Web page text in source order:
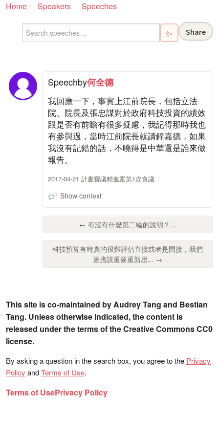
Home Speakers Speeches
✨ Share
Speechby何全德
我回應一下，事實上江前院長，包括立法
院、院長及張忠謀對於政府科技投資的績效
跟是否有前瞻有很多疑慮，我記得那時我也
有參與過，當時江前院長就請鐘嘉德，如果
我沒有記錯的話，不曉得是中華還是誰來做
報告。
2017-04-21 計畫審議精進案第1次會議
Show context
← 有沒有什麼第二輪的說明？...
科技預算有時真的很難評估直接或者是間接，我們
更應該重要重新思... →
This site is co-maintained by Audrey Tang and Bestian
Tang. Unless otherwise indicated, the content is
released under the terms of the Creative Commons CC0
license.
By asking a question in the search box, you agree to the Privacy
Policy andTerms of Use.
Terms of UsePrivacy Policy